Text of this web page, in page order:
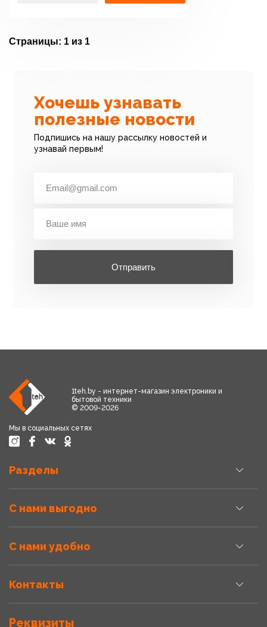
Страницы: 1 из 1
Хочешь узнавать
полезные новости
Подпишись на нашу рассылку новостей и
узнавай первым!
Отправить
1teh.by - интернет-магазин электроники и
бытовой техники
© 2009-2026
Мы в социальных сетях
Разделы
С нами выгодно
С нами удобно
Контакты
Реквизиты